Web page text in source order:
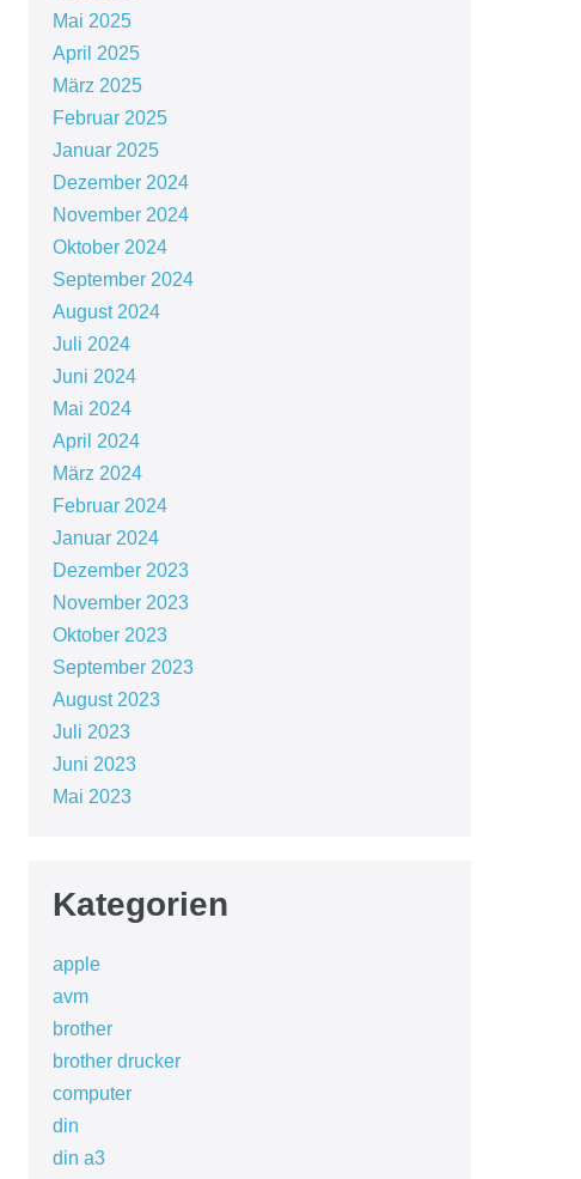
Mai 2025
April 2025
März 2025
Februar 2025
Januar 2025
Dezember 2024
November 2024
Oktober 2024
September 2024
August 2024
Juli 2024
Juni 2024
Mai 2024
April 2024
März 2024
Februar 2024
Januar 2024
Dezember 2023
November 2023
Oktober 2023
September 2023
August 2023
Juli 2023
Juni 2023
Mai 2023
Kategorien
apple
avm
brother
brother drucker
computer
din
din a3